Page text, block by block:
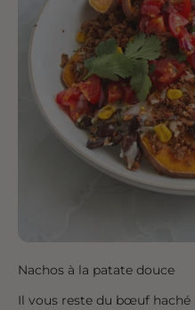
Nachos à la patate douce
Il vous reste du bœuf